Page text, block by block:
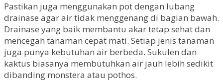
Pastikan juga menggunakan pot dengan lubang
drainase agar air tidak menggenang di bagian bawah.
Drainase yang baik membantu akar tetap sehat dan
mencegah tanaman cepat mati. Setiap jenis tanaman
juga punya kebutuhan air berbeda. Sukulen dan
kaktus biasanya membutuhkan air jauh lebih sedikit
dibanding monstera atau pothos.